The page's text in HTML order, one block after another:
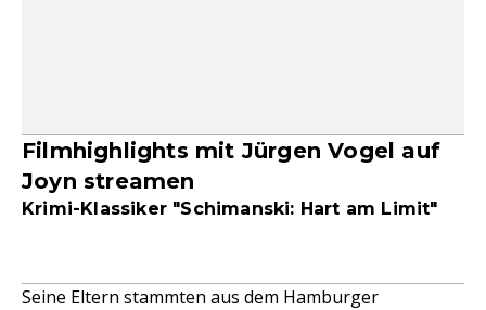
Filmhighlights mit Jürgen Vogel auf
Joyn streamen
Krimi-Klassiker "Schimanski: Hart am Limit"
Seine Eltern stammten aus dem Hamburger